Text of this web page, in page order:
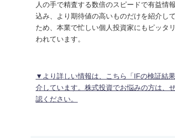
人の手で精査する数倍のスピードで有益情
込み、より期待値の高いものだけを紹介し
ため、本業で忙しい個人投資家にもピッタ
われています。
▼より詳しい情報は、こちら「IFの検証結
介しています。株式投資でお悩みの方は、
認ください。